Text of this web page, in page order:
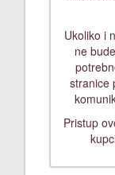
Ukoliko i
ne
stranice
Pristup